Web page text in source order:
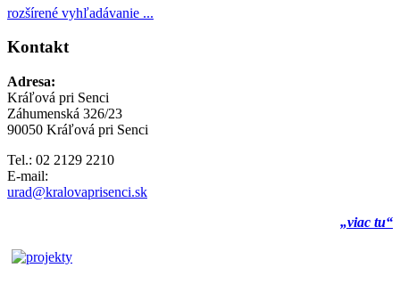
rozšírené vyhľadávanie ...
Kontakt
Adresa:
Kráľová pri Senci
Záhumenská 326/23
90050 Kráľová pri Senci
Tel.: 02 2129 2210
E-mail:
urad@kralovaprisenci.sk
„viac tu“